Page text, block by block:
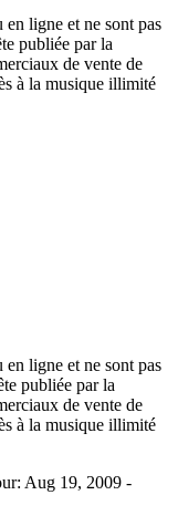
ligne et ne sont pas
publiée par la
de vente de
à la musique illimité
ligne et ne sont pas
publiée par la
de vente de
à la musique illimité
Aug 19, 2009 -